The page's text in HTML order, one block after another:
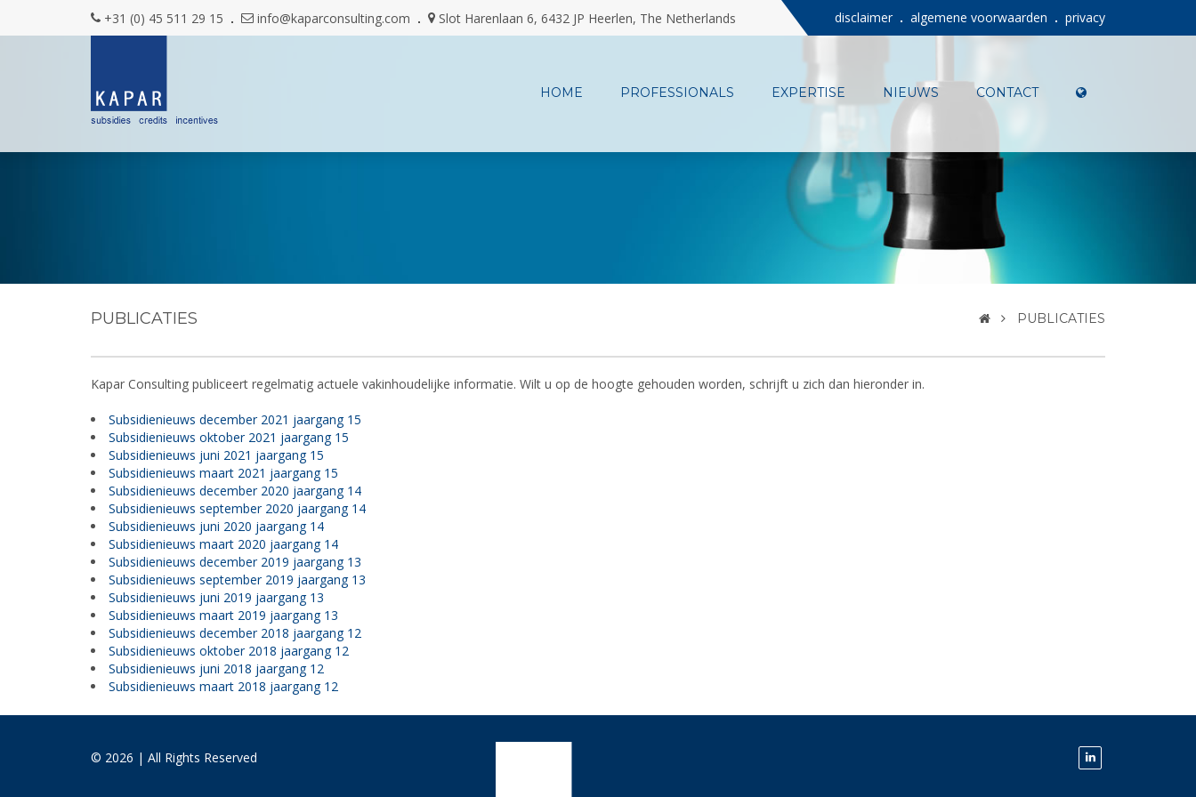
+31 (0) 45 511 29 15 info@kaparconsulting.com Slot Harenlaan 6, 6432 JP Heerlen, The Netherlands disclaimer algemene voorwaarden privacy
HOME PROFESSIONALS EXPERTISE NIEUWS CONTACT
PUBLICATIES PUBLICATIES
Kapar Consulting publiceert regelmatig actuele vakinhoudelijke informatie. Wilt u op de hoogte gehouden worden, schrijft u zich dan hieronder in.
Subsidienieuws december 2021 jaargang 15
Subsidienieuws oktober 2021 jaargang 15
Subsidienieuws juni 2021 jaargang 15
Subsidienieuws maart 2021 jaargang 15
Subsidienieuws december 2020 jaargang 14
Subsidienieuws september 2020 jaargang 14
Subsidienieuws juni 2020 jaargang 14
Subsidienieuws maart 2020 jaargang 14
Subsidienieuws december 2019 jaargang 13
Subsidienieuws september 2019 jaargang 13
Subsidienieuws juni 2019 jaargang 13
Subsidienieuws maart 2019 jaargang 13
Subsidienieuws december 2018 jaargang 12
Subsidienieuws oktober 2018 jaargang 12
Subsidienieuws juni 2018 jaargang 12
Subsidienieuws maart 2018 jaargang 12
© 2026 | All Rights Reserved